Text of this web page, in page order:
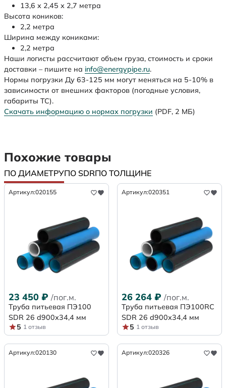
13,6 х 2,45 х 2,7 метра
Высота коников:
2,2 метра
Ширина между кониками:
2,2 метра
Наши логисты рассчитают объем груза, стоимость и сроки
доставки – пишите на info@energypipe.ru.
Нормы погрузки Ду 63-125 мм могут меняться на 5-10% в
зависимости от внешних факторов (погодные условия,
габариты ТС).
Скачать информацию о нормах погрузки (PDF, 2 МБ)
Похожие товары
ПО ДИАМЕТРУПО SDRПО ТОЛЩИНЕ
Артикул:020155
23 450 ₽ /пог.м.
Труба питьевая ПЭ100
SDR 26 d900х34,4 мм
5 1 отзыв
Артикул:020351
26 264 ₽ /пог.м.
Труба питьевая ПЭ100RC
SDR 26 d900х34,4 мм
5 1 отзыв
Артикул:020130 Артикул:020326